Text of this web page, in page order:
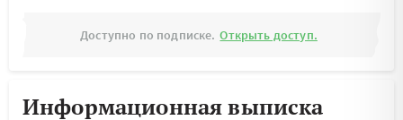
Доступно по подписке. Открыть доступ.
Информационная выписка